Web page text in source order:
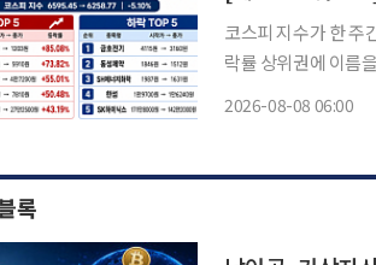
코스피 지수가 한 주
락률 상위권에 이름
2026-08-08 06:00
록